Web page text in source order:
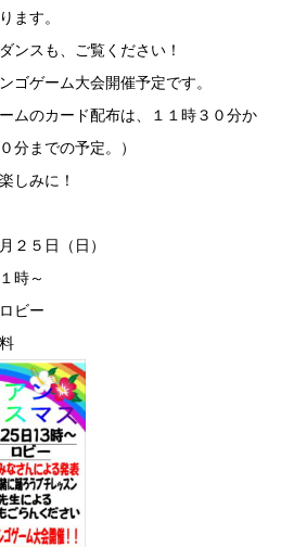
ます。
ンスも、ご覧ください！
ゴゲーム大会開催予定です。
ームのカード配布は、１１時３０分か
分までの予定。）
しみに！
２５日（日）
後１時～
ビー